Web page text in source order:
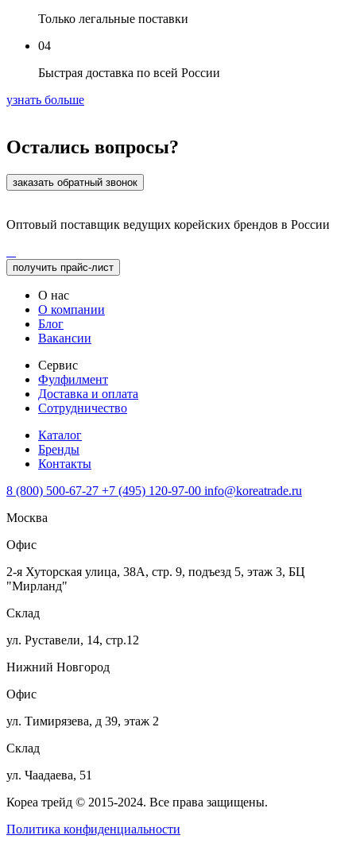
Только легальные поставки
04
Быстрая доставка по всей России
узнать больше
Остались вопросы?
заказать обратный звонок
Оптовый поставщик ведущих корейских брендов в России
получить прайс-лист
О нас
О компании
Блог
Вакансии
Сервис
Фулфилмент
Доставка и оплата
Сотрудничество
Каталог
Бренды
Контакты
8 (800) 500-67-27 +7 (495) 120-97-00 info@koreatrade.ru
Москва
Офис
2-я Хуторская улица, 38А, стр. 9, подъезд 5, этаж 3, БЦ
"Мирланд"
Склад
ул. Руставели, 14, стр.12
Нижний Новгород
Офис
ул. Тимирязева, д 39, этаж 2
Склад
ул. Чаадаева, 51
Кореа трейд © 2015-2024. Все права защищены.
Политика конфиденциальности